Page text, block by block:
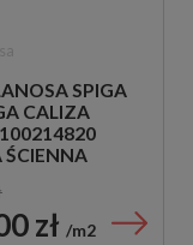
SPIGA
CALIZA
ŚCIENNA
zł m2